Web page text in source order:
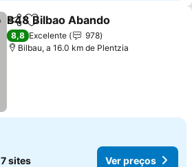
PartilharAdicionar aos favoritos
B48 Bilbao Abando
8,8 Excelente
978
Bilbau, a 16.0 km de Plentzia
7 sites Ver preços